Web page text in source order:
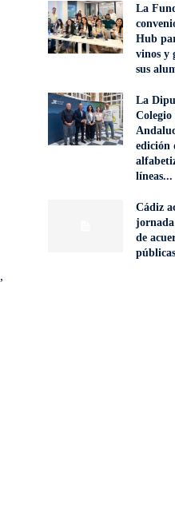
La
Hub
vinos y
sus
La
Colegio
edición
líneas...
Cádiz
jornada
de
públicas